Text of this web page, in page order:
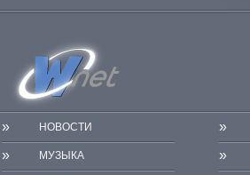
» НОВОСТИ »
» МУЗЫКА »